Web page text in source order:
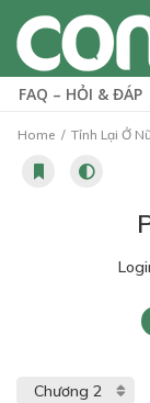
FAQ – HỎI & ĐÁP
Home Tỉnh Lại Ở